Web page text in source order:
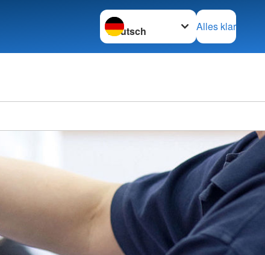
Sprache wechseln zu
Alles klar
im KV